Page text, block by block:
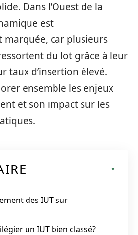
Dans l’Ouest de la
est
car plusieurs
du lot grâce à leur
taux d’insertion élevé.
ensemble les enjeux
et son impact sur les
des IUT sur
un IUT bien classé?